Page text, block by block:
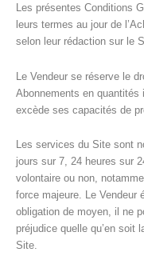
Les présentes Conditions
leurs termes au jour de
selon leur rédaction sur le
Le Vendeur se réserve le
Abonnements en quantités
excède ses capacités de
Les services du Site sont
jours sur 7, 24 heures sur
volontaire ou non,
force majeure. Le Vendeur
obligation de moyen, il ne
préjudice quelle qu’en soit
Site.